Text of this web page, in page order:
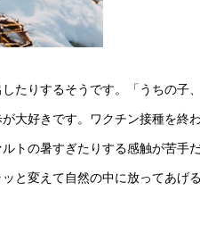
たりするそうです。「うちの子
大好きです。ワクチン接種を終
トの暑すぎたりする感触が苦手
と変えて自然の中に放ってあげ